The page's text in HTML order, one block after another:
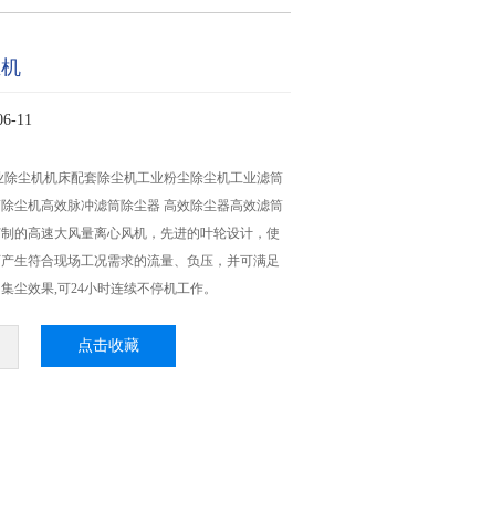
11
尘机机床配套除尘机工业粉尘除尘机工业滤筒
尘机高效脉冲滤筒除尘器 高效除尘器高效滤筒
的高速大风量离心风机，先进的叶轮设计，使
生符合现场工况需求的流量、负压，并可满足
尘效果,可24小时连续不停机工作。
点击收藏